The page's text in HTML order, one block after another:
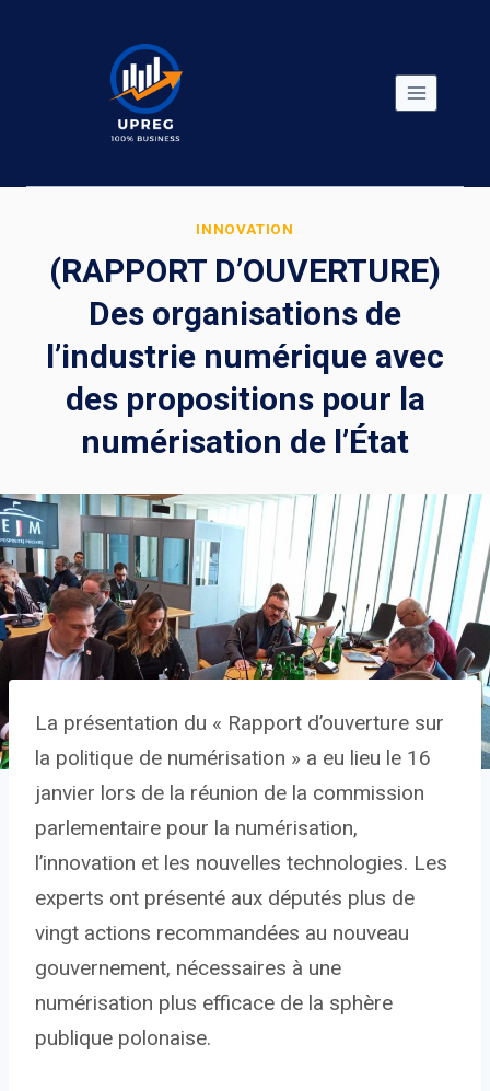
INNOVATION
(RAPPORT D’OUVERTURE)
Des organisations de
l’industrie numérique avec
des propositions pour la
numérisation de l’État
La présentation du « Rapport d’ouverture sur
la politique de numérisation » a eu lieu le 16
janvier lors de la réunion de la commission
parlementaire pour la numérisation,
l’innovation et les nouvelles technologies. Les
experts ont présenté aux députés plus de
vingt actions recommandées au nouveau
gouvernement, nécessaires à une
numérisation plus efficace de la sphère
publique polonaise.